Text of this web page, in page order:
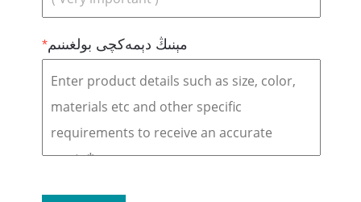
*مېنىڭ دېمەكچى بولغىنىم